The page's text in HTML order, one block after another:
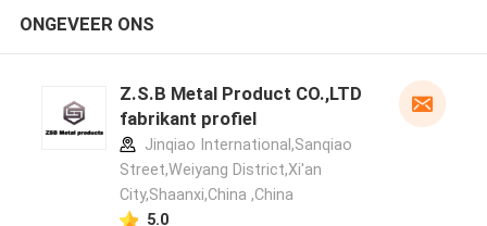
ONGEVEER ONS
Z.S.B Metal Product CO.,LTD
fabrikant profiel
Jinqiao International,Sanqiao
Street,Weiyang District,Xi'an
City,Shaanxi,China ,China
5.0